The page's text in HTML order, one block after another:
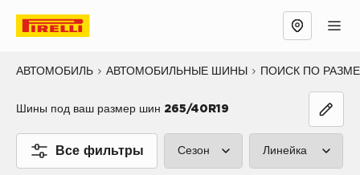
АВТОМОБИЛЬ АВТОМОБИЛЬНЫЕ ШИНЫ ПОИСК ПО
Шины под ваш размер шин 265/40R19
Все фильтры Сезон Линейка